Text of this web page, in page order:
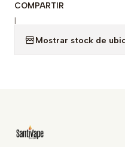
COMPARTIR
|
Mostrar stock de